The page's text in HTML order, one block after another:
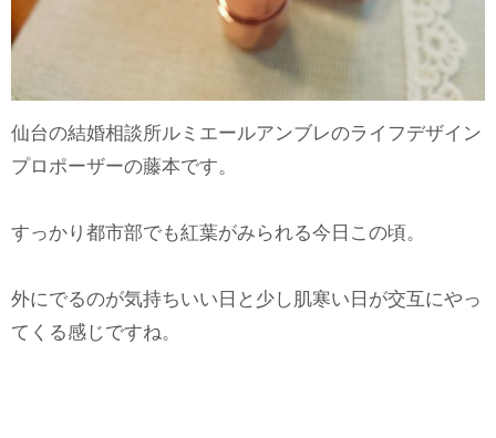
仙台の結婚相談所ルミエールアンブレのライフデザイン
プロポーザーの藤本です。
すっかり都市部でも紅葉がみられる今日この頃。
外にでるのが気持ちいい日と少し肌寒い日が交互にやっ
てくる感じですね。